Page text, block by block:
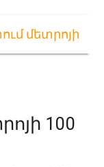
մետրոյի
100